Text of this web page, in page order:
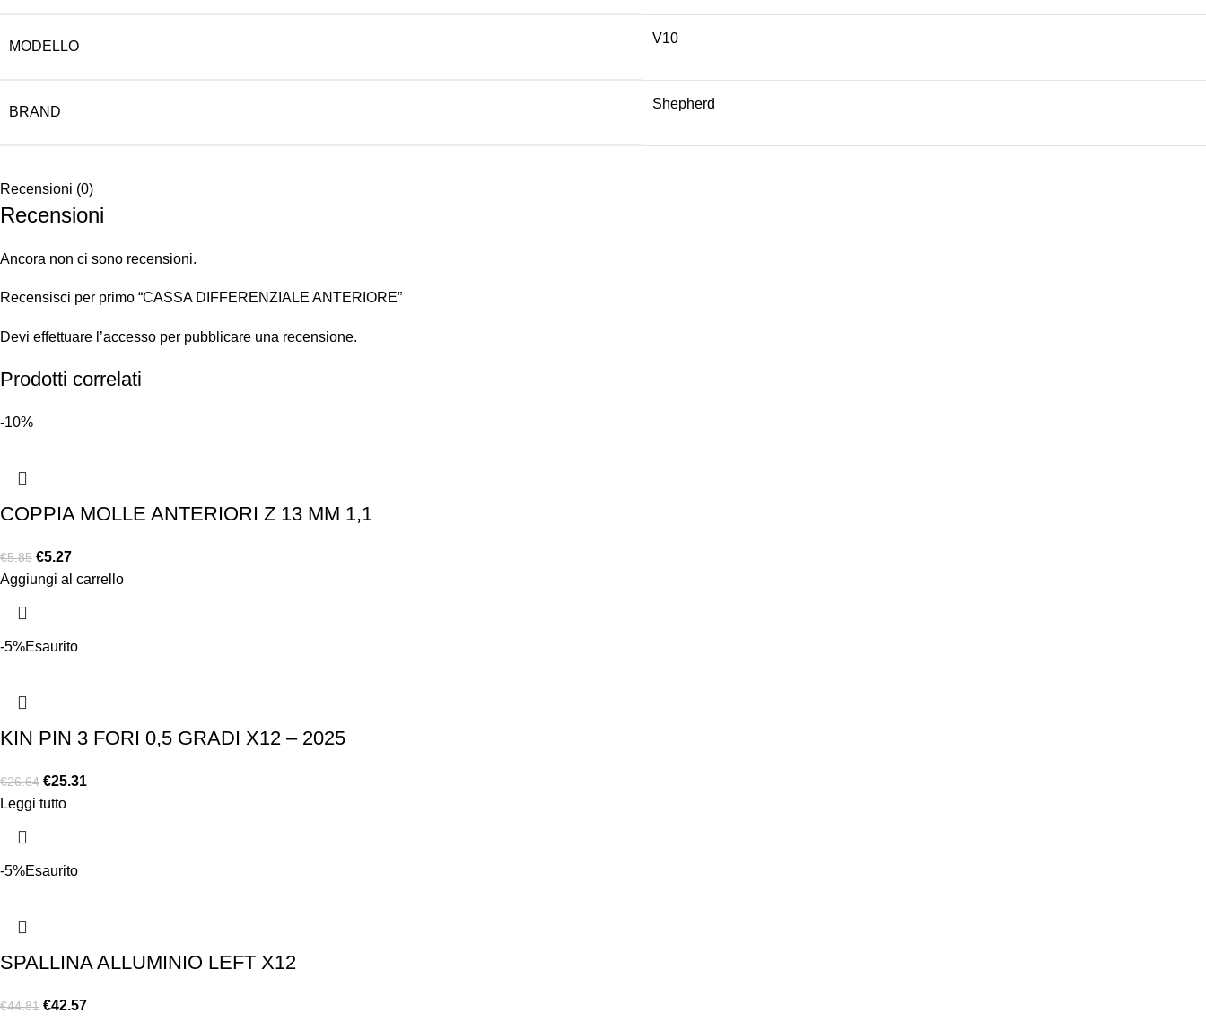
MODELLO
V10
BRAND
Shepherd
Recensioni (0)
Recensioni
Ancora non ci sono recensioni.
Recensisci per primo “CASSA DIFFERENZIALE ANTERIORE”
Devi effettuare l’accesso per pubblicare una recensione.
Prodotti correlati
-10%
COPPIA MOLLE ANTERIORI Z 13 MM 1,1
€5.85 €5.27
Aggiungi al carrello
-5%Esaurito
KIN PIN 3 FORI 0,5 GRADI X12 – 2025
€26.64 €25.31
Leggi tutto
-5%Esaurito
SPALLINA ALLUMINIO LEFT X12
€44.81 €42.57